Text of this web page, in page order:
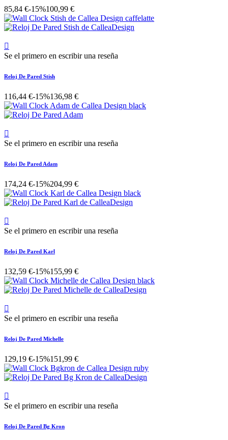
85,84 €-15%100,99 €

Se el primero en escribir una reseña
Reloj De Pared Stish
116,44 €-15%136,98 €

Se el primero en escribir una reseña
Reloj De Pared Adam
174,24 €-15%204,99 €

Se el primero en escribir una reseña
Reloj De Pared Karl
132,59 €-15%155,99 €

Se el primero en escribir una reseña
Reloj De Pared Michelle
129,19 €-15%151,99 €

Se el primero en escribir una reseña
Reloj De Pared Bg Kron